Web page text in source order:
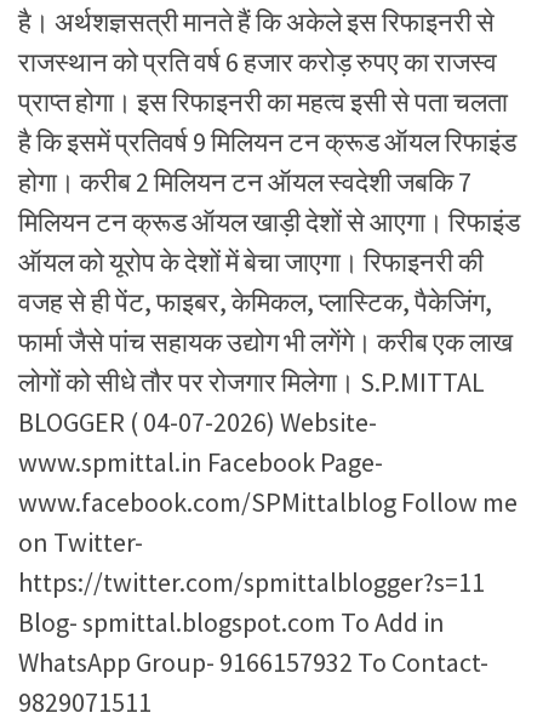
है। अर्थशज्ञसत्री मानते हैं कि अकेले इस रिफाइनरी से
राजस्थान को प्रति वर्ष 6 हजार करोड़ रुपए का राजस्व
प्राप्त होगा। इस रिफाइनरी का महत्व इसी से पता चलता
है कि इसमें प्रतिवर्ष 9 मिलियन टन क्रूड ऑयल रिफाइंड
होगा। करीब 2 मिलियन टन ऑयल स्वदेशी जबकि 7
मिलियन टन क्रूड ऑयल खाड़ी देशों से आएगा। रिफाइंड
ऑयल को यूरोप के देशों में बेचा जाएगा। रिफाइनरी की
वजह से ही पेंट, फाइबर, केमिकल, प्लास्टिक, पैकेजिंग,
फार्मा जैसे पांच सहायक उद्योग भी लगेंगे। करीब एक लाख
लोगों को सीधे तौर पर रोजगार मिलेगा। S.P.MITTAL
BLOGGER ( 04-07-2026) Website-
www.spmittal.in Facebook Page-
www.facebook.com/SPMittalblog Follow me
on Twitter-
https://twitter.com/spmittalblogger?s=11
Blog- spmittal.blogspot.com To Add in
WhatsApp Group- 9166157932 To Contact-
9829071511